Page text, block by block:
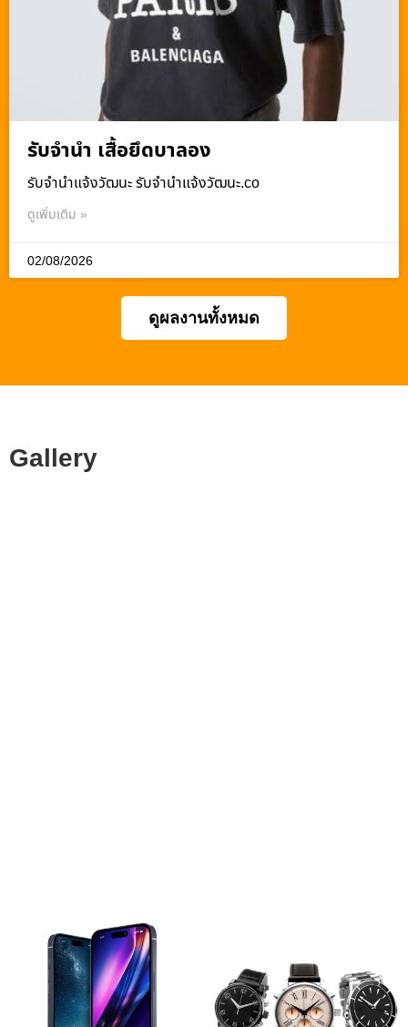
รับจำนำ เสื้อยึดบาลอง
รับจํานําแจ้งวัฒนะ รับจํานําแจ้งวัฒนะ.co
ดูเพิ่มเติม »
02/08/2026
ดูผลงานทั้งหมด
Gallery